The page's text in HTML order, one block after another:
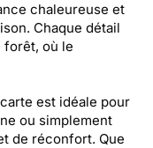
chaleureuse et
Chaque détail
forêt, où le
est idéale pour
ou simplement
de réconfort. Que